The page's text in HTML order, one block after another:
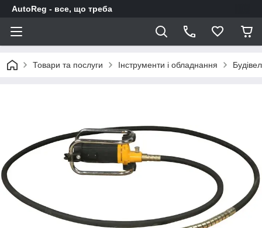
AutoReg - все, що треба
Товари та послуги Інструменти і обладнання